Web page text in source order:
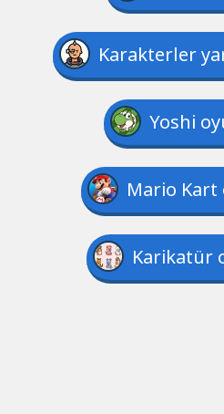
Karakterler
Yoshi
Mario Kart
Karikatür